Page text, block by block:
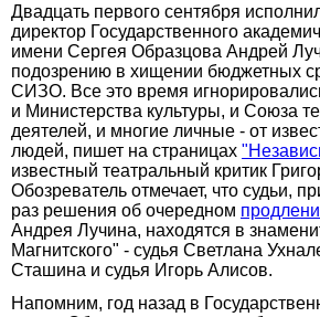
Двадцать первого сентября
директор Государственного
имени Сергея Образцова Андрей
подозрению в хищении бюджетных
СИЗО. Все это время
и Министерства культуры, и Союза
деятелей, и многие личные - от
людей, пишет на страницах
известный театральный критик
Обозреватель отмечает, что судьи,
раз решения об очередном
Андрея Лучина, находятся в
Магнитского" - судья Светлана
Сташина и судья Игорь Алисов.
Напомним, год назад в